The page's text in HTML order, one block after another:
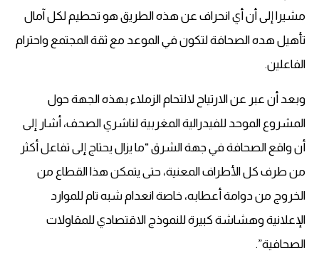
مشيرا إلى أن أي انحراف عن هذه الطريق هو تحطيم لكل آمال
تأهيل هده الصحافة لتكون في الموعد مع ثقة المجتمع واحترام
الفاعلين.
وبعد أن عبر عن الارتياح لالتحام الزملاء بهذه الجهة حول
المشروع الموحد للفيدرالية المغربية لناشري الصحف، أشار إلى
أن واقع الصحافة في جهة الشرق “ما يزال يحتاج إلى تفاعل أكثر
من طرف كل الأطراف المعنية، حتى يتمكن هذا القطاع من
الخروج من دوامة أعطابه، خاصة انعدام شبه تام للموارد
الإعلانية وهشاشة كبيرة للنموذج الاقتصادي للمقاولات
الصحافية”.